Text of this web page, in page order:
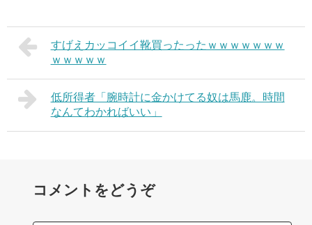
すげえカッコイイ靴買ったったｗｗｗｗｗｗｗ
ｗｗｗｗｗ
低所得者「腕時計に金かけてる奴は馬鹿。時間
なんてわかればいい」
コメントをどうぞ